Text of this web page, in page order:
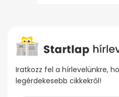
Iratkozz fel a hírlevelünkre,
legérdekesebb cikkekről!